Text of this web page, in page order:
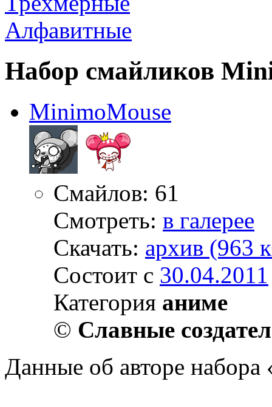
Алфавитные
Набор смайликов
MinimoMouse
Смайлов: 61
Смотреть: в галерее
Скачать: архив (963
Состоит с 30.04.2011
Категория аниме
© Славные
Данные об авторе